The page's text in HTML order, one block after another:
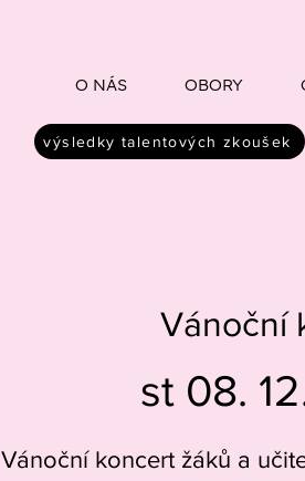
O NÁS OBORY
výsledky talentových zkoušek
Vánoční
st 08.
Vánoční koncert žáků a